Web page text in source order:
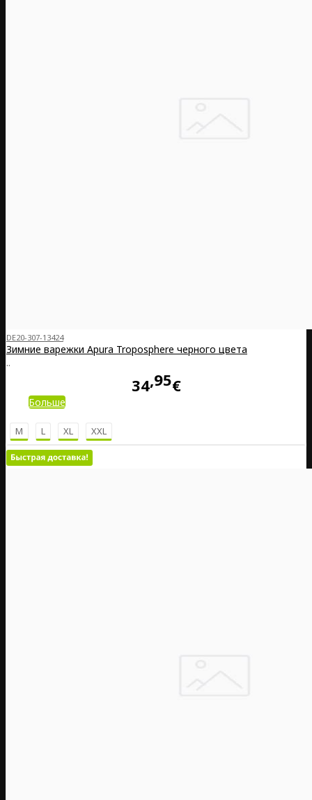
DE20-307-13424
Зимние варежки Apura Troposphere черного цвета
..
34 95€
Больше
M L XL XXL